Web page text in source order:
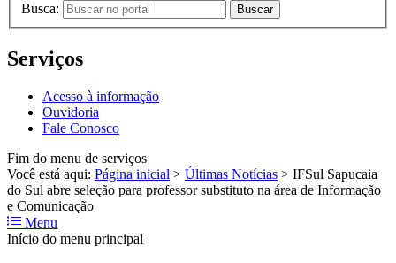
Busca: Buscar
Serviços
Acesso à informação
Ouvidoria
Fale Conosco
Fim do menu de serviços
Você está aqui: Página inicial > Últimas Notícias > IFSul Sapucaia
do Sul abre seleção para professor substituto na área de Informação
e Comunicação
Menu
Início do menu principal